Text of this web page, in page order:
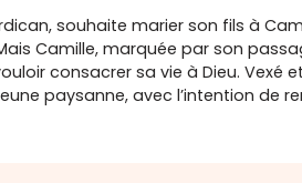
souhaite marier son fils à
Camille, marquée par son
consacrer sa vie à Dieu. Vexé
paysanne, avec l’intention de